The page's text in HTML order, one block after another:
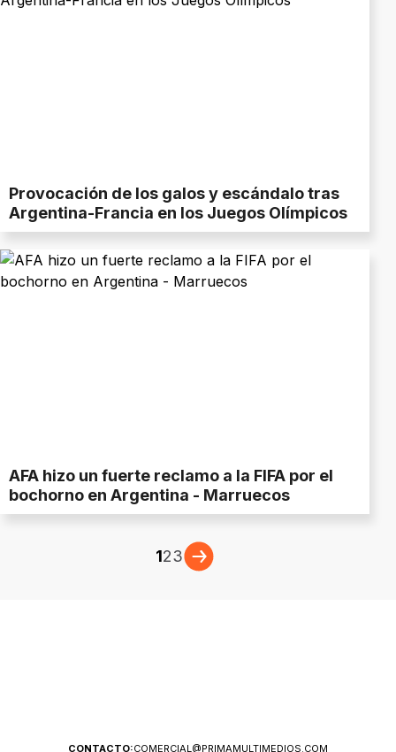
Provocación de los galos y escándalo tras
Argentina-Francia en los Juegos Olímpicos
AFA hizo un fuerte reclamo a la FIFA por el
bochorno en Argentina - Marruecos
123
CONTACTO:COMERCIAL@PRIMAMULTIMEDIOS.COM